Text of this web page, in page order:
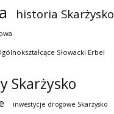
historia Skarżysko
Słowacki Erbel
Skarżysko
inwestycje drogowe Skarżysko